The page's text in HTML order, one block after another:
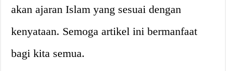
akan ajaran Islam yang sesuai dengan
kenyataan. Semoga artikel ini bermanfaat
bagi kita semua.